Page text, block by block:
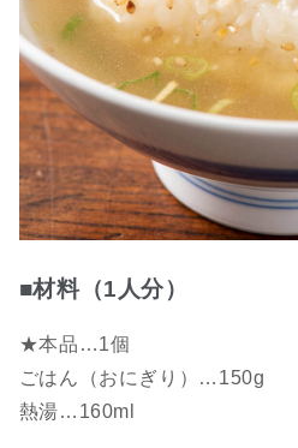
■材料（1人分）
★本品…1個
ごはん（おにぎり）…150g
熱湯…160ml